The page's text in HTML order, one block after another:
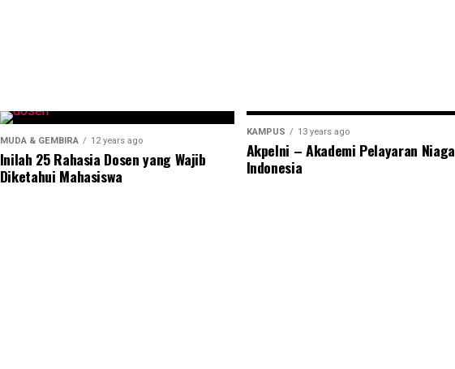
MUDA & GEMBIRA 12 years ago
Inilah 25 Rahasia Dosen yang Wajib
Diketahui Mahasiswa
KAMPUS 13 years ago
Akpelni – Akademi Pelayaran Niaga
Indonesia